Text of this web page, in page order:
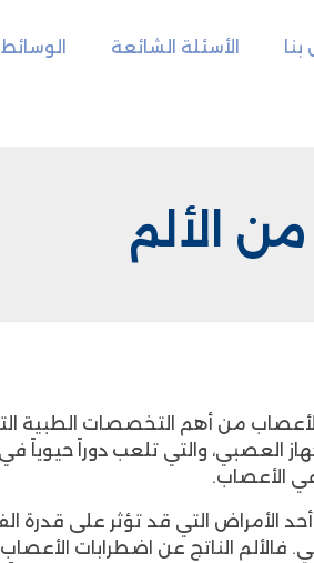
الأسئلة الشائعة الوسائط
الألم
من أهم التخصصات الطبية
العصبي، والتي تلعب دوراً
الأعصاب.
الأمراض التي قد تؤثر على قدرة
فالألم الناتج عن اضطرابات الأعصاب